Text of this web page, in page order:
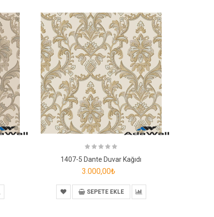
1407-5 Dante Duvar Kağıdı
3.000,00₺
SEPETE EKLE